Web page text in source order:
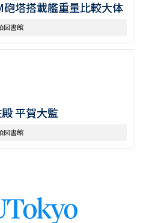
塔搭載艦重量比較大体
図書館
平賀大監
図書館